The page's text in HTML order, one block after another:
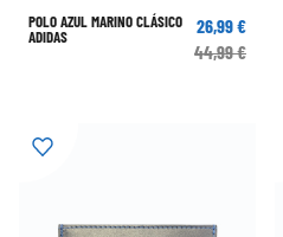
POLO AZUL MARINO CLÁSICO
ADIDAS
26,99 €
44,99 €